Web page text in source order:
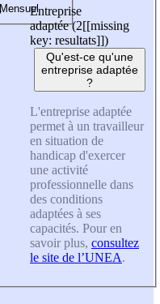
Entreprise
adaptée (2[[missing
key: resultats]])
Qu'est-ce qu'une
entreprise adaptée
?
L'entreprise adaptée
permet à un travailleur
en situation de
handicap d'exercer
une activité
professionnelle dans
des conditions
adaptées à ses
capacités. Pour en
savoir plus, consultez
le site de l’UNEA.